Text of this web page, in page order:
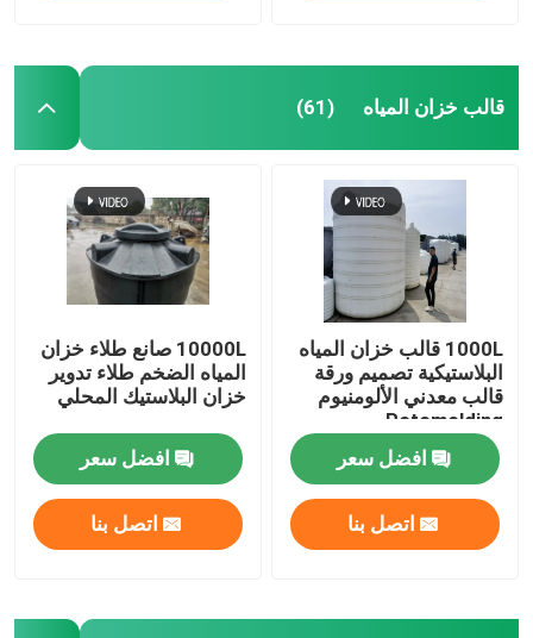
قالب خزان المياه (61)
1000L قالب خزان المياه
البلاستيكية تصميم ورقة
قالب معدني الألومنيوم
Rotomolding
افضل سعر
اتصل بنا
10000L صانع طلاء خزان
المياه الضخم طلاء تدوير
خزان البلاستيك المحلي
افضل سعر
اتصل بنا